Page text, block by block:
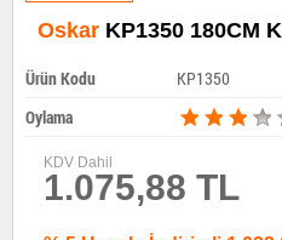
Oskar KP1350 180CM
Ürün Kodu
KP1350
Oylama
KDV Dahil
1.075,88 TL